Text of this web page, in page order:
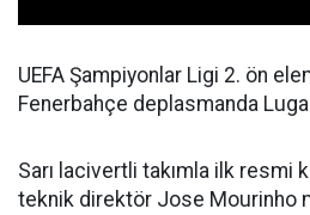
UEFA Şampiyonlar Ligi 2. ön
Fenerbahçe deplasmanda
Sarı lacivertli takımla ilk resmi
teknik direktör Jose Mourinho